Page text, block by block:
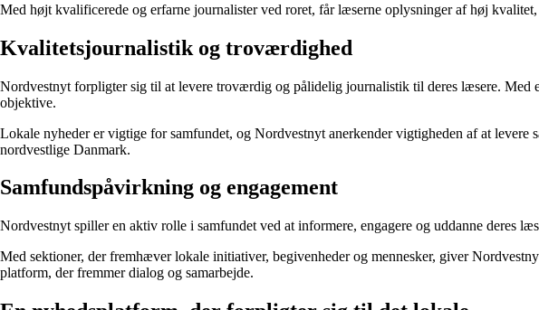
Med højt kvalificerede og erfarne journalister ved roret, får læserne oplysninger af høj
Kvalitetsjournalistik og troværdighed
Nordvestnyt forpligter sig til at levere troværdig og pålidelig journalistik til deres læsere. Med
objektive.
Lokale nyheder er vigtige for samfundet, og Nordvestnyt anerkender vigtigheden af at
nordvestlige Danmark.
Samfundspåvirkning og engagement
Nordvestnyt spiller en aktiv rolle i samfundet ved at informere, engagere og uddanne deres
Med sektioner, der fremhæver lokale initiativer, begivenheder og mennesker, giver
platform, der fremmer dialog og samarbejde.